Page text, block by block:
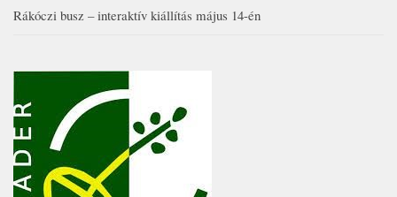
Rákóczi busz – interaktív kiállítás május 14-én